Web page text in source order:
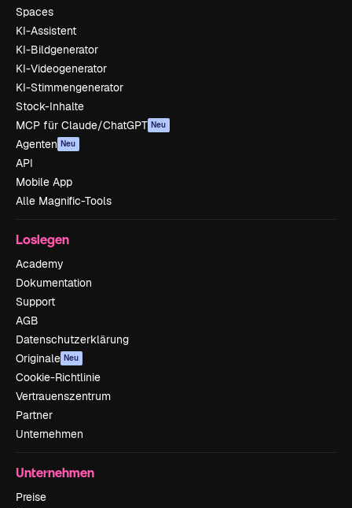
Spaces
KI-Assistent
KI-Bildgenerator
KI-Videogenerator
KI-Stimmengenerator
Stock-Inhalte
MCP für Claude/ChatGPT Neu
Agenten Neu
API
Mobile App
Alle Magnific-Tools
Loslegen
Academy
Dokumentation
Support
AGB
Datenschutzerklärung
Originale Neu
Cookie-Richtlinie
Vertrauenszentrum
Partner
Unternehmen
Unternehmen
Preise